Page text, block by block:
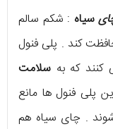
سیاه : شکم سالم
کند . پلی فنول
که به سلامت
پلی فنول ها مانع
. چای سیاه هم